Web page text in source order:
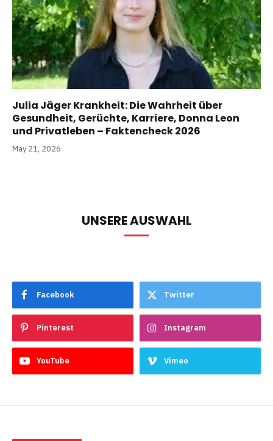
Julia Jäger Krankheit: Die Wahrheit über
Gesundheit, Gerüchte, Karriere, Donna Leon
und Privatleben – Faktencheck 2026
May 21, 2026
UNSERE AUSWAHL
Facebook Twitter
Pinterest Instagram
YouTube Vimeo